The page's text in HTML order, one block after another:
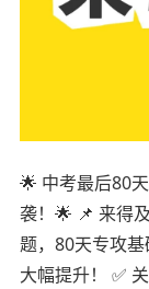
🌟 中考最后80
袭！🌟 📌 来得
题，80天专攻
大幅提升！ ✅